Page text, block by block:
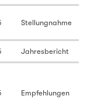
Stellungnahme
Jahresbericht
Empfehlungen